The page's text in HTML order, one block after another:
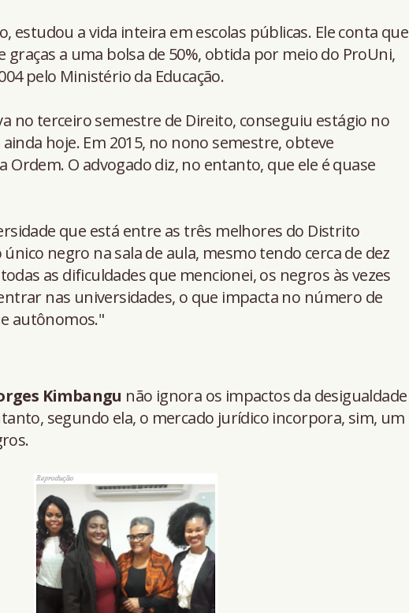
estudou a vida inteira em escolas públicas. Ele conta que
graças a uma bolsa de 50%, obtida por meio do ProUni,
pelo Ministério da Educação.
no terceiro semestre de Direito, conseguiu estágio no
hoje. Em 2015, no nono semestre, obteve
Ordem. O advogado diz, no entanto, que ele é quase
que está entre as três melhores do Distrito
único negro na sala de aula, mesmo tendo cerca de dez
as dificuldades que mencionei, os negros às vezes
nas universidades, o que impacta no número de
autônomos."
Kimbangu não ignora os impactos da desigualdade
segundo ela, o mercado jurídico incorpora, sim, um